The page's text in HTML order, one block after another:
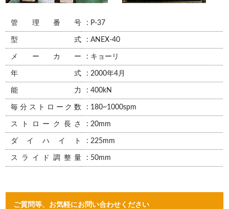
管理番号 : P-37
型式 : ANEX-40
メーカー : キョーリ
年式 : 2000年4月
能力 : 400kN
毎分ストローク数 : 180~1000spm
ストローク長さ : 20mm
ダイハイト : 225mm
スライド調整量 : 50mm
ご質問等、お気軽にお問い合わせください